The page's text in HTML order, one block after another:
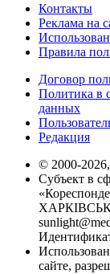
Контакты
Реклама на
Правила
Договор
Политика в
данных
Редакция
© 2000-
Субъект в
сайте,